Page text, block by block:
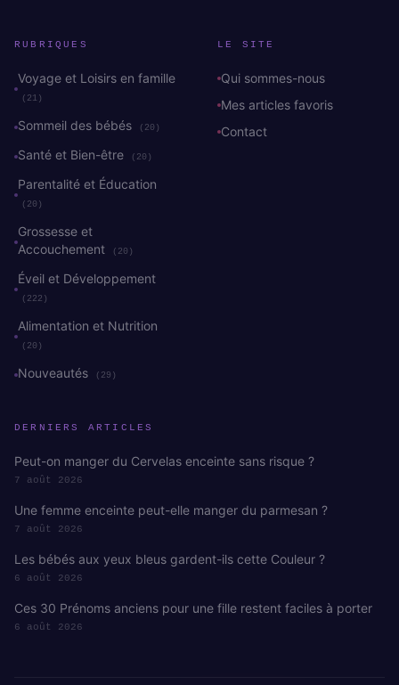
RUBRIQUES
Voyage et Loisirs en famille
(21)
Sommeil des bébés (20)
Santé et Bien-être (20)
Parentalité et Éducation
(20)
Grossesse et
Accouchement
(20)
Éveil et Développement
(222)
Alimentation et Nutrition
(20)
Nouveautés (29)
LE SITE
Qui sommes-nous
Mes articles favoris
Contact
DERNIERS ARTICLES
Peut-on manger du Cervelas enceinte sans risque ?
7 août 2026
Une femme enceinte peut-elle manger du parmesan ?
7 août 2026
Les bébés aux yeux bleus gardent-ils cette Couleur ?
6 août 2026
Ces 30 Prénoms anciens pour une fille restent faciles à porter
6 août 2026